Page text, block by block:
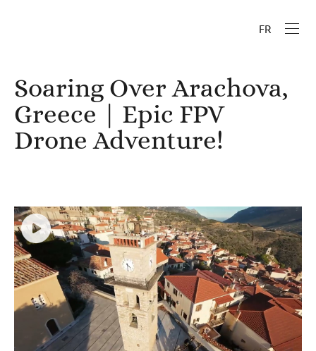
FR
Soaring Over Arachova,
Greece | Epic FPV
Drone Adventure!